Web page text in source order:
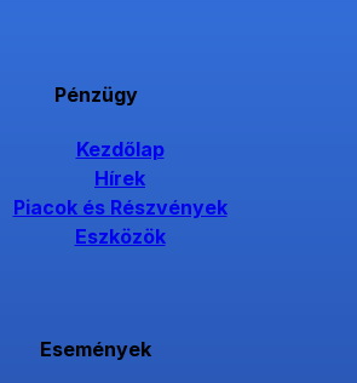
Pénzügy
Kezdőlap
Hírek
Piacok és Részvények
Eszközök
Események